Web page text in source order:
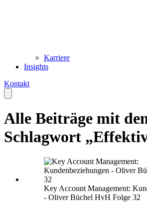
Karriere
Insights
Kontakt
Alle Beiträge mit
Schlagwort
Key Account Management:
- Oliver Büchel HvH Folge 32